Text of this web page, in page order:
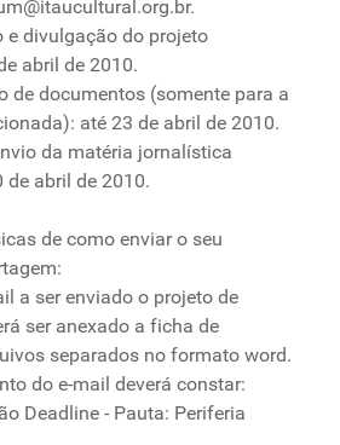
.
e divulgação do projeto
abril de 2010.
de documentos (somente para a
até 23 de abril de 2010.
da matéria jornalística
abril de 2010.
de como enviar o seu
a ser enviado o projeto de
ser anexado a ficha de
separados no formato word.
do e-mail deverá constar:
Deadline - Pauta: Periferia